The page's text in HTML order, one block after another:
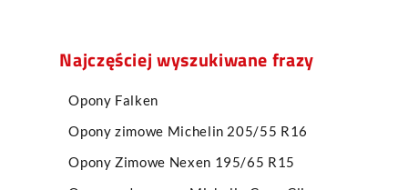
Najczęściej wyszukiwane frazy
Opony Falken
Opony zimowe Michelin 205/55 R16
Opony Zimowe Nexen 195/65 R15